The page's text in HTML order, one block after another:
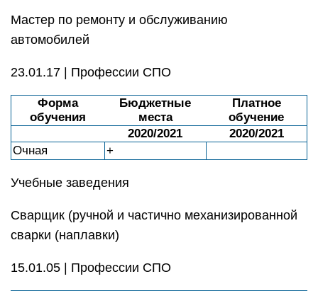
Мастер по ремонту и обслуживанию
автомобилей
23.01.17 | Профессии СПО
Форма
обучения
Бюджетные
места
Платное
обучение
2020/2021
2020/2021
Очная
+
Учебные заведения
Сварщик (ручной и частично механизированной
сварки (наплавки)
15.01.05 | Профессии СПО